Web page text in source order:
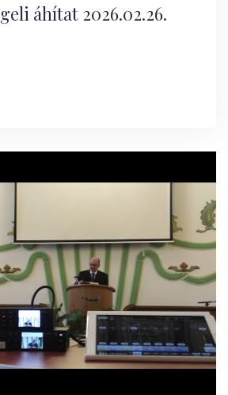
áhítat 2026.02.26.